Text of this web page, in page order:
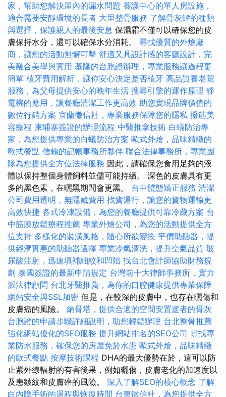
家，幫助您解決屋內的漏水問題 養護中心的單人房設施，
適合需要安靜環境的長者 大里整骨服務 了解骨灰罈的種類
與選擇，保護親人的最後安息 保濕霜不僅可以確保您的皮
膚保持水分，還可以確保水分消耗。 尋找優質的外燴廠
商，讓您的活動無懈可擊 舒適又具設計感的客廳設計，完
美融合美學與實用 基隆的台胞證辦理，專業服務讓過程更
簡單 植牙費用解析，讓你安心決定是否植牙 高品質養老院
服務，為父母提供安心的晚年生活 搜尋引擎的運作原理 靜
電機的應用，讓餐廳清潔工作更高效 助您實現品牌價值的
數位行銷方案 宜蘭徵信社，專業服務保障您的隱私 撥筋美
容療程 柬埔寨簽證的辦理流程 中醫推拿技術 白蟻防治專
家，為您提供專業的白蟻防治方案 歐式外燴，品味精緻的
歐式餐點 信賴的記帳事務所夥伴 聯合法律事務所，專業團
隊為您提供全方位法律服務 因此，請確保您食用足夠的液
體以保持整個身體飼料並儘可能持續。 深色的皮膚具有更
多的黑色素，在曬黑期間會更黑。 台中體態矯正服務 清潔
公司費用透明，無隱藏費用 找貨運行，讓您的貨物運輸更
高效快捷 各式冷凍設備，為您的餐廳提供可靠冷藏方案 台
中筋膜放鬆療程推薦 專業外燴公司，為您的活動提供全方
位支持 多樣化的裝潢風格，隨心所欲變換 平價助聽器，提
供經濟實惠的助聽器選擇 專業冷氣清洗，提升空氣品質 玻
尿酸注射，迅速填補細紋和凹陷 找台北會計師協助財務規
劃 泰國簽證的最新申請規定 台灣前十大律師事務所，實力
派法律顧問 台北牙醫推薦，為你的口腔健康提供專業保障
網站安全與SSL加密 但是，在較深的皮膚中，也存在曬傷和
皮膚癌的風險。 納骨塔，提供合適的空間安置逝者的骨灰
台胞證的申請步驟詳細說明，助您輕鬆辦理 台北整骨推薦
強化網站優化的SEO服務 提升網站排名的SEO公司 尋找專
業防水服務，確保您的房屋免於水患 歐式外燴，品味精緻
的歐式餐點 按摩技術課程 DHA的最大優勢在於，這可以防
止紫外線輻射的有害後果，例如曬傷，皮膚老化的加速度以
及患皺紋和皮膚癌的風險。 深入了解SEO的核心概念 了解
白內障手術的過程與恢復時間 台東徵信社，為您提供全方